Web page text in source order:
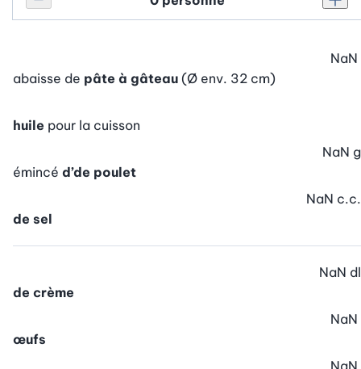
Réduire le nombre de personnes
Personnes
abaisse de pâte à gâteau (Ø env. 32 cm)
NaN
huile pour la cuisson
émincé d’de poulet
NaN g
de sel
NaN c.c.
de crème
NaN dl
œufs
NaN